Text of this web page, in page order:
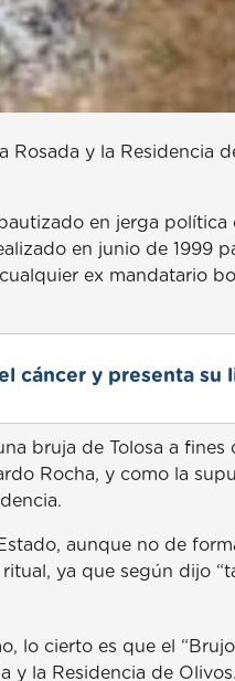
y la Residencia
en jerga política
en junio de 1999
ex mandatario
cáncer y presenta su
bruja de Tolosa a
Rocha, y como la
aunque no de
ya que según dijo
lo cierto es que el
y la Residencia de Olivos.